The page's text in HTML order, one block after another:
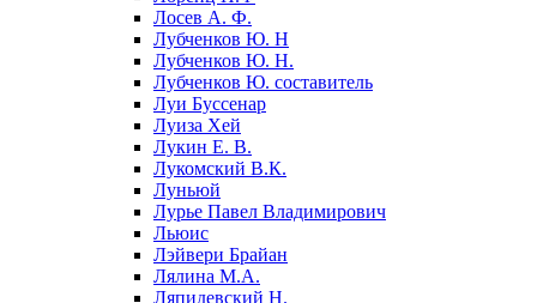
Лосев А. Ф.
Лубченков Ю. Н
Лубченков Ю. Н.
Лубченков Ю. составитель
Луи Буссенар
Луиза Хей
Лукин Е. В.
Лукомский В.К.
Луньюй
Лурье Павел Владимирович
Льюис
Лэйвери Брайан
Лялина М.А.
Ляпидевский Н.